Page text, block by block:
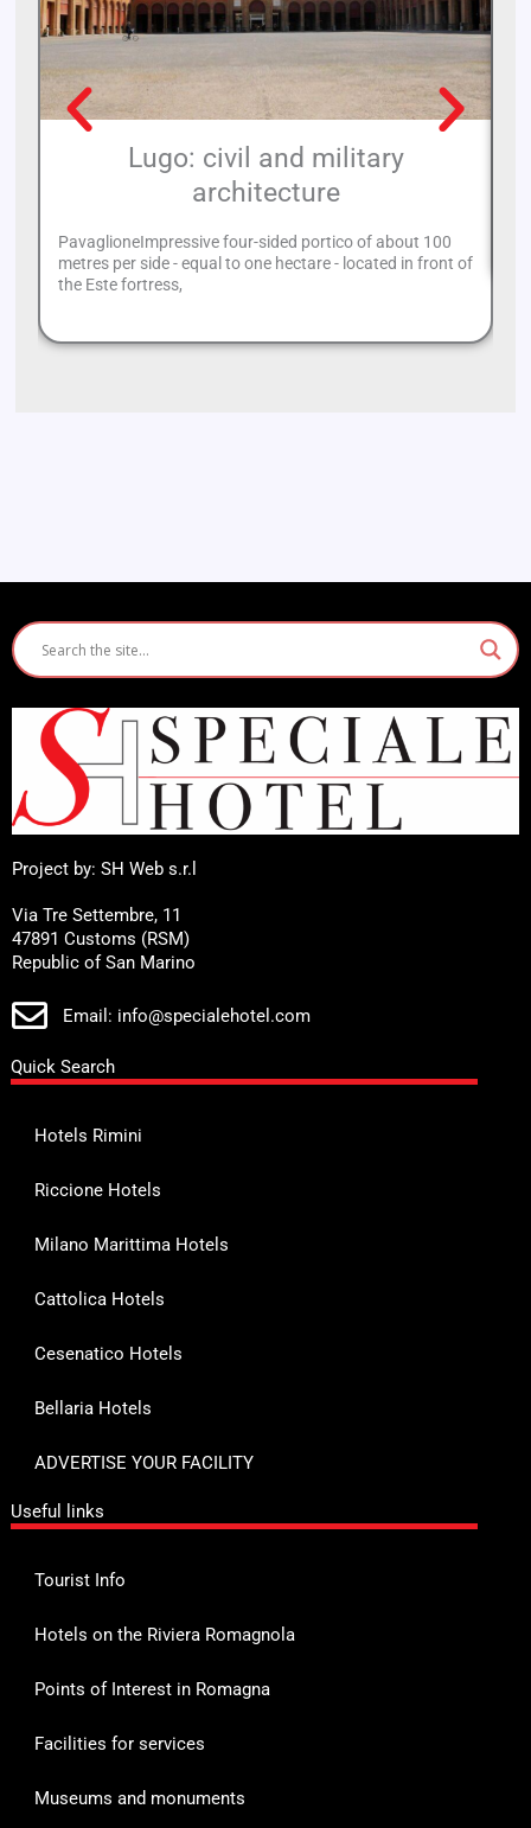
Lugo: civil and military
architecture
PavaglioneImpressive four-sided portico of about 100
metres per side - equal to one hectare - located in front of
the Este fortress,
Project by: SH Web s.r.l
Via Tre Settembre, 11
47891 Customs (RSM)
Republic of San Marino
Email: info@specialehotel.com
Quick Search
Hotels Rimini
Riccione Hotels
Milano Marittima Hotels
Cattolica Hotels
Cesenatico Hotels
Bellaria Hotels
ADVERTISE YOUR FACILITY
Useful links
Tourist Info
Hotels on the Riviera Romagnola
Points of Interest in Romagna
Facilities for services
Museums and monuments